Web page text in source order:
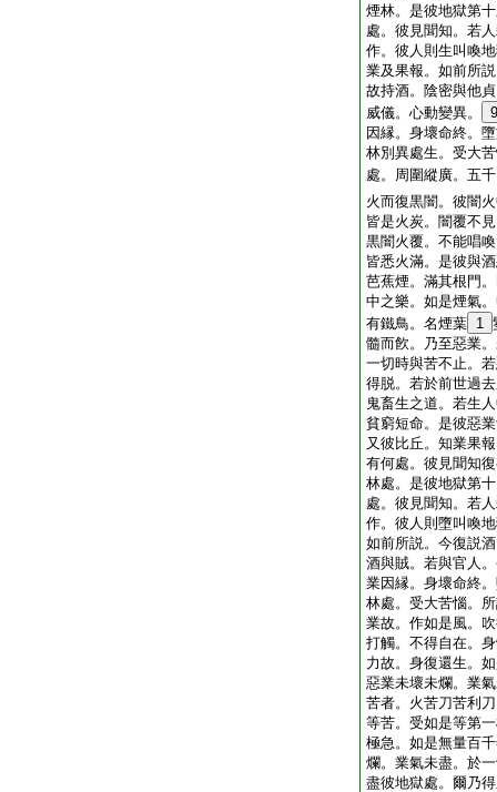
煙林。是彼地獄第
處。彼見聞知。若
作。彼人則生叫喚
業及果報。如前所
故持酒。陰密與他
威儀。心動變異。
9
因縁。身壞命終。
林別異處生。受大
處。周圍縱廣。五
火而復黒闇。彼闇
皆是火炭。闇覆不
黒闇火覆。不能唱
皆悉火滿。是彼與
芭蕉煙。滿其根門
中之樂。如是煙氣
有鐵鳥。名煙葉 1
髓而飮。乃至惡業
一切時與苦不止。
得脱。若於前世過
鬼畜生之道。若生
貧窮短命。是彼惡
又彼比丘。知業果
有何處。彼見聞知
林處。是彼地獄第
處。彼見聞知。若
作。彼人則墮叫喚
如前所説。今復説
酒與賊。若與官人
業因縁。身壞命終
林處。受大苦惱。
業故。作如是風。
打觸。不得自在。
力故。身復還生。
惡業未壞未爛。業
苦者。火苦刀苦利
等苦。受如是等第
極急。如是無量百
爛。業氣未盡。於
盡彼地獄處。爾乃